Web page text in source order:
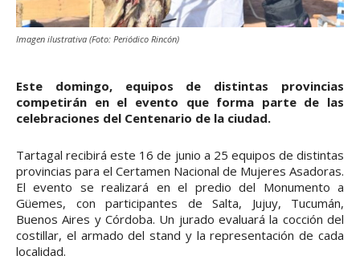
Imagen ilustrativa (Foto: Periódico Rincón)
Este domingo, equipos de distintas provincias
competirán en el evento que forma parte de las
celebraciones del Centenario de la ciudad.
Tartagal recibirá este 16 de junio a 25 equipos de distintas
provincias para el Certamen Nacional de Mujeres Asadoras.
El evento se realizará en el predio del Monumento a
Güemes, con participantes de Salta, Jujuy, Tucumán,
Buenos Aires y Córdoba. Un jurado evaluará la cocción del
costillar, el armado del stand y la representación de cada
localidad.